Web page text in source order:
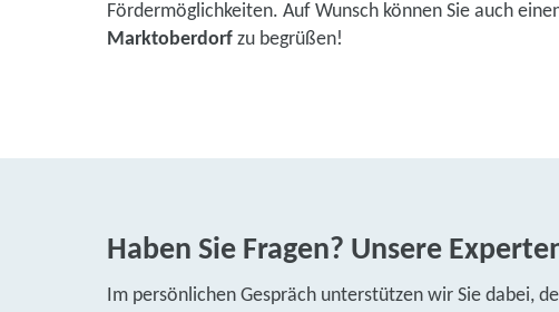
Fördermöglichkeiten. Auf Wunsch können Sie auch
Marktoberdorf zu begrüßen!
Haben Sie Fragen? Unsere
Im persönlichen Gespräch unterstützen wir Sie dabei,